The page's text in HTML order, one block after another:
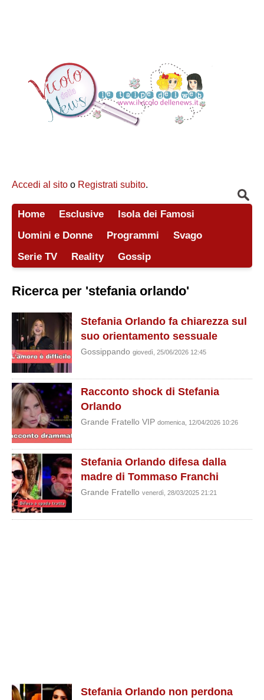
Accedi al sito o Registrati subito.
Home Esclusive
Isola dei Famosi
Uomini e Donne
Programmi
Svago
Serie TV
Reality Gossip
Ricerca per 'stefania orlando'
Stefania Orlando fa chiarezza sul
suo orientamento sessuale
Gossippando giovedì, 25/06/2026 12:45
Racconto shock di Stefania
Orlando
Grande Fratello VIP domenica, 12/04/2026 10:26
Stefania Orlando difesa dalla
madre di Tommaso Franchi
Grande Fratello venerdì, 28/03/2025 21:21
Stefania Orlando non perdona